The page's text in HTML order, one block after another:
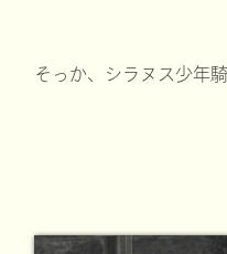
そっか、シラヌス少年